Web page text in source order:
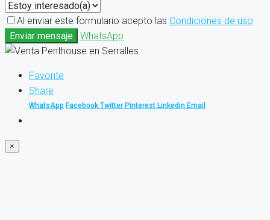
Al enviar este formulario acepto las Condiciones de uso
Enviar mensaje
WhatsApp
Favorite
Share
WhatsApp Facebook Twitter Pinterest Linkedin Email
×